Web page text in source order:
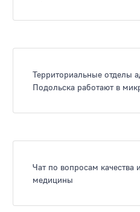
Территориальные отделы
Подольска работают в
Чат по вопросам качества
медицины